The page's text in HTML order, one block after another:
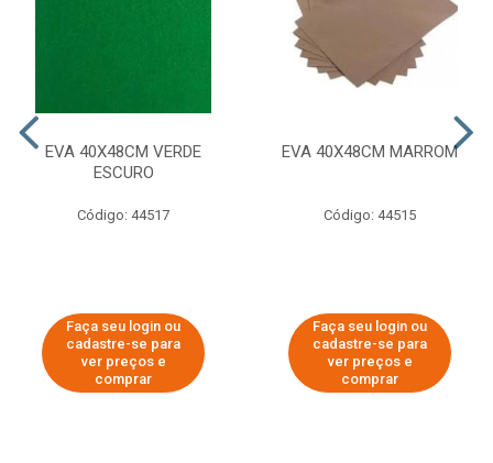
EVA 40X48CM VERDE
ESCURO
Código: 44517
Faça seu login ou
cadastre-se para
ver preços e
comprar
EVA 40X48CM MARROM
Código: 44515
Faça seu login ou
cadastre-se para
ver preços e
comprar